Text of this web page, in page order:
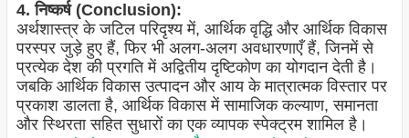
4. निष्कर्ष (Conclusion):
अर्थशास्त्र के जटिल परिदृश्य में, आर्थिक वृद्धि और आर्थिक विकास
परस्पर जुड़े हुए हैं, फिर भी अलग-अलग अवधारणाएँ हैं, जिनमें से
प्रत्येक देश की प्रगति में अद्वितीय दृष्टिकोण का योगदान देती है।
जबकि आर्थिक विकास उत्पादन और आय के मात्रात्मक विस्तार पर
प्रकाश डालता है, आर्थिक विकास में सामाजिक कल्याण, समानता
और स्थिरता सहित सुधारों का एक व्यापक स्पेक्ट्रम शामिल है।